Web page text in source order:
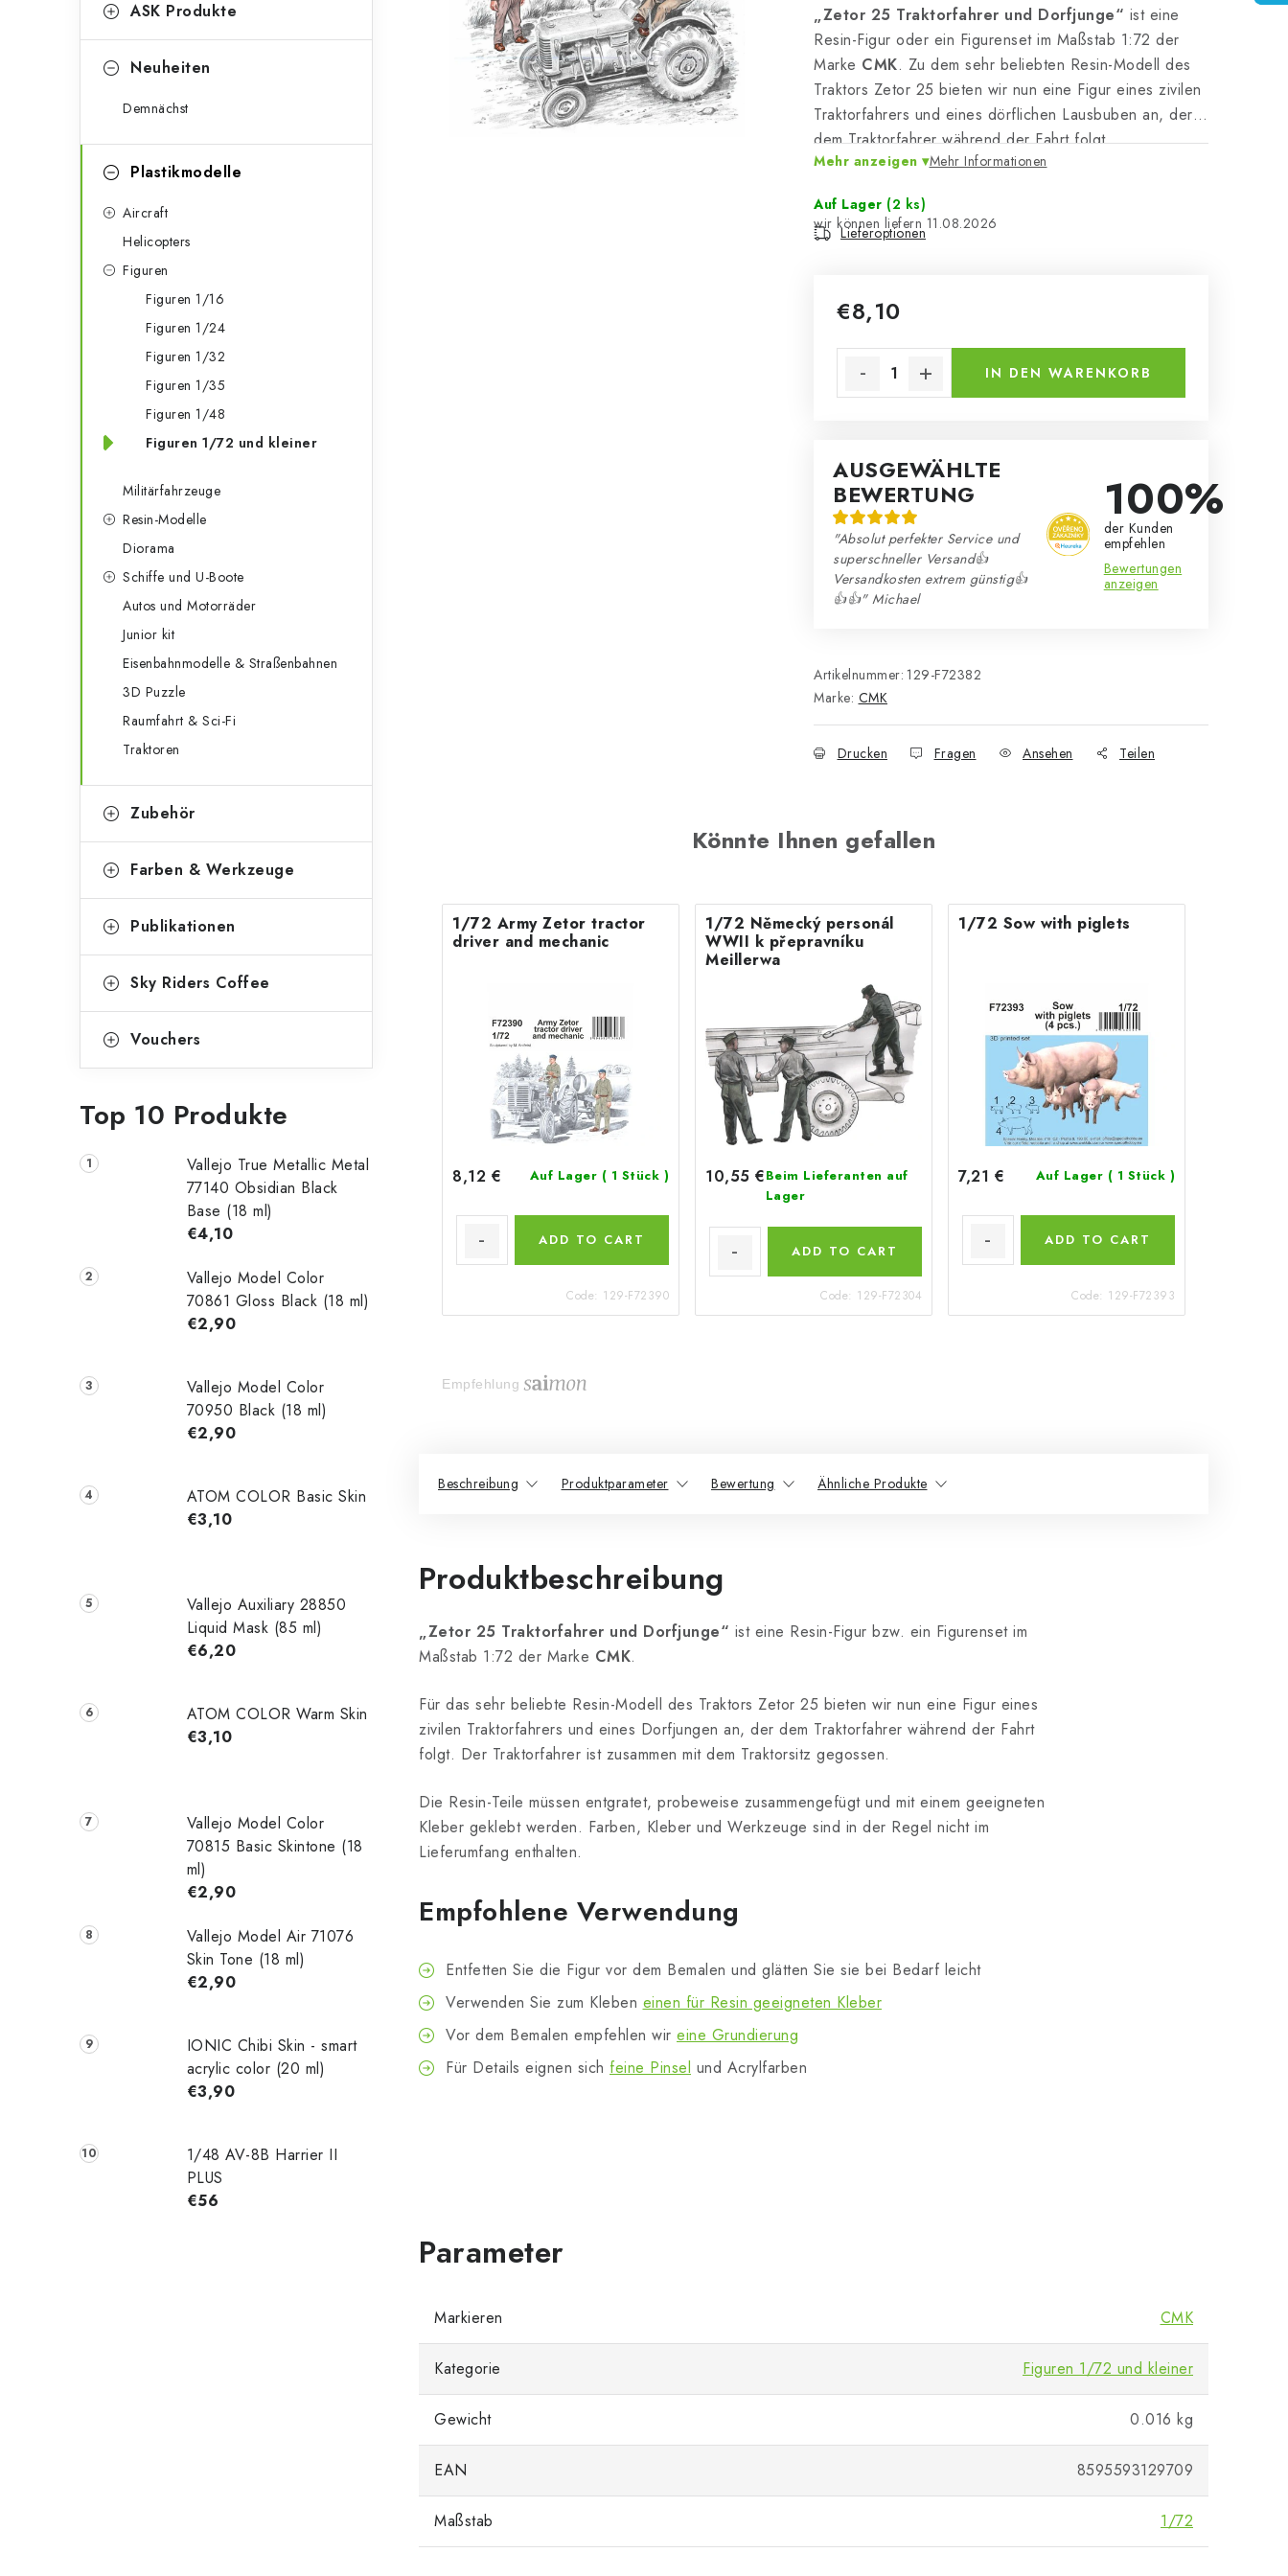
e
e
o
e
ASK Produkte
Neuheiten
Demnächst
Plastikmodelle
Aircraft
Helicopters
Figuren
Figuren 1/16
Figuren 1/24
Figuren 1/32
Figuren 1/35
Figuren 1/48
Figuren 1/72 und kleiner
Militärfahrzeuge
Resin-Modelle
Diorama
Schiffe und U-Boote
Autos und Motorräder
Junior kit
Eisenbahnmodelle & Straßenbahnen
3D Puzzle
Raumfahrt & Sci-Fi
Traktoren
Zubehör
Farben & Werkzeuge
Publikationen
Sky Riders Coffee
Vouchers
Top 10 Produkte
Vallejo True Metallic Metal
77140 Obsidian Black
Base (18 ml)
€4,10
Vallejo Model Color
70861 Gloss Black (18 ml)
€2,90
Vallejo Model Color
70950 Black (18 ml)
€2,90
ATOM COLOR Basic Skin
€3,10
Vallejo Auxiliary 28850
Liquid Mask (85 ml)
€6,20
ATOM COLOR Warm Skin
€3,10
Vallejo Model Color
70815 Basic Skintone (18
ml)
€2,90
Vallejo Model Air 71076
Skin Tone (18 ml)
€2,90
IONIC Chibi Skin - smart
acrylic color (20 ml)
€3,90
1/48 AV-8B Harrier II
PLUS
€56
„Zetor 25 Traktorfahrer und Dorfjunge“ ist eine
Resin-Figur oder ein Figurenset im Maßstab 1:72 der
Marke CMK. Zu dem sehr beliebten Resin-Modell des
Traktors Zetor 25 bieten wir nun eine Figur eines zivilen
Traktorfahrers und eines dörflichen Lausbuben an, der
dem Traktorfahrer während der Fahrt folgt.
Mehr anzeigen Mehr Informationen
Auf Lager (2 ks)
11.08.2026
Lieferoptionen
€8,10
IN DEN WARENKORB
AUSGEWÄHLTE
BEWERTUNG
"Absolut perfekter Service und
superschneller Versand👍
Versandkosten extrem günstig👍
👍👍" Michael
100%
der Kunden
empfehlen
Bewertungen
anzeigen
Artikelnummer: 129-F72382
Marke: CMK
Drucken Fragen Ansehen Teilen
Könnte Ihnen gefallen
1/72 Army Zetor tractor
driver and mechanic
8,12 € Auf Lager ( 1 Stück )
ADD TO CART
Code: 129-F72390
1/72 Německý personál
WWII k přepravníku
Meillerwa
10,55 €Beim Lieferanten auf
Lager
ADD TO CART
Code: 129-F72304
1/72 Sow with piglets
7,21 € Auf Lager ( 1 Stück )
ADD TO CART
Code: 129-F72393
Empfehlung
Beschreibung Produktparameter Bewertung Ähnliche Produkte
Produktbeschreibung
„Zetor 25 Traktorfahrer und Dorfjunge“ ist eine Resin-Figur bzw. ein Figurenset im
Maßstab 1:72 der Marke CMK.
Für das sehr beliebte Resin-Modell des Traktors Zetor 25 bieten wir nun eine Figur eines
zivilen Traktorfahrers und eines Dorfjungen an, der dem Traktorfahrer während der Fahrt
folgt. Der Traktorfahrer ist zusammen mit dem Traktorsitz gegossen.
Die Resin-Teile müssen entgratet, probeweise zusammengefügt und mit einem geeigneten
Kleber geklebt werden. Farben, Kleber und Werkzeuge sind in der Regel nicht im
Lieferumfang enthalten.
Empfohlene Verwendung
Entfetten Sie die Figur vor dem Bemalen und glätten Sie sie bei Bedarf leicht
Verwenden Sie zum Kleben einen für Resin geeigneten Kleber
Vor dem Bemalen empfehlen wir eine Grundierung
Für Details eignen sich feine Pinsel und Acrylfarben
Markieren CMK
Kategorie Figuren 1/72 und kleiner
Gewicht 0.016 kg
EAN 8595593129709
Maßstab 1/72